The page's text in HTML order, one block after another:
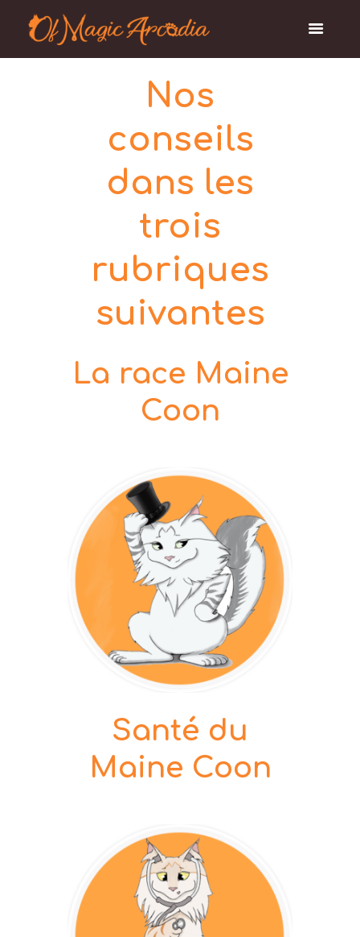
Nos
conseils
dans les
trois
rubriques
suivantes
La race Maine
Coon
Santé du
Maine Coon